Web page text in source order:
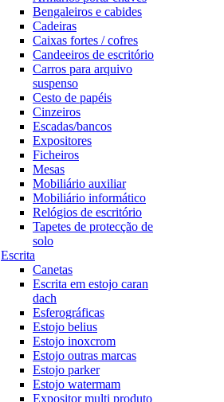
Bengaleiros e cabides
Cadeiras
Caixas fortes / cofres
Candeeiros de escritório
Carros para arquivo
suspenso
Cesto de papéis
Cinzeiros
Escadas/bancos
Expositores
Ficheiros
Mesas
Mobiliário auxiliar
Mobiliário informático
Relógios de escritório
Tapetes de protecção de
solo
Escrita
Canetas
Escrita em estojo caran
dach
Esferográficas
Estojo belius
Estojo inoxcrom
Estojo outras marcas
Estojo parker
Estojo watermam
Expositor multi produto